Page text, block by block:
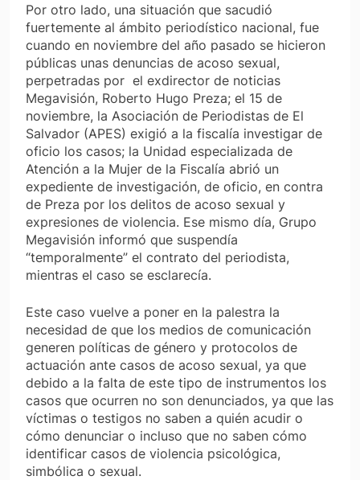
Por otro lado, una situación que sacudió
fuertemente al ámbito periodístico nacional, fue
cuando en noviembre del año pasado se hicieron
públicas unas denuncias de acoso sexual,
perpetradas por el exdirector de noticias
Megavisión, Roberto Hugo Preza; el 15 de
noviembre, la Asociación de Periodistas de El
Salvador (APES) exigió a la fiscalía investigar de
oficio los casos; la Unidad especializada de
Atención a la Mujer de la Fiscalía abrió un
expediente de investigación, de oficio, en contra
de Preza por los delitos de acoso sexual y
expresiones de violencia. Ese mismo día, Grupo
Megavisión informó que suspendía
“temporalmente” el contrato del periodista,
mientras el caso se esclarecía.
Este caso vuelve a poner en la palestra la
necesidad de que los medios de comunicación
generen políticas de género y protocolos de
actuación ante casos de acoso sexual, ya que
debido a la falta de este tipo de instrumentos los
casos que ocurren no son denunciados, ya que las
víctimas o testigos no saben a quién acudir o
cómo denunciar o incluso que no saben cómo
identificar casos de violencia psicológica,
simbólica o sexual.